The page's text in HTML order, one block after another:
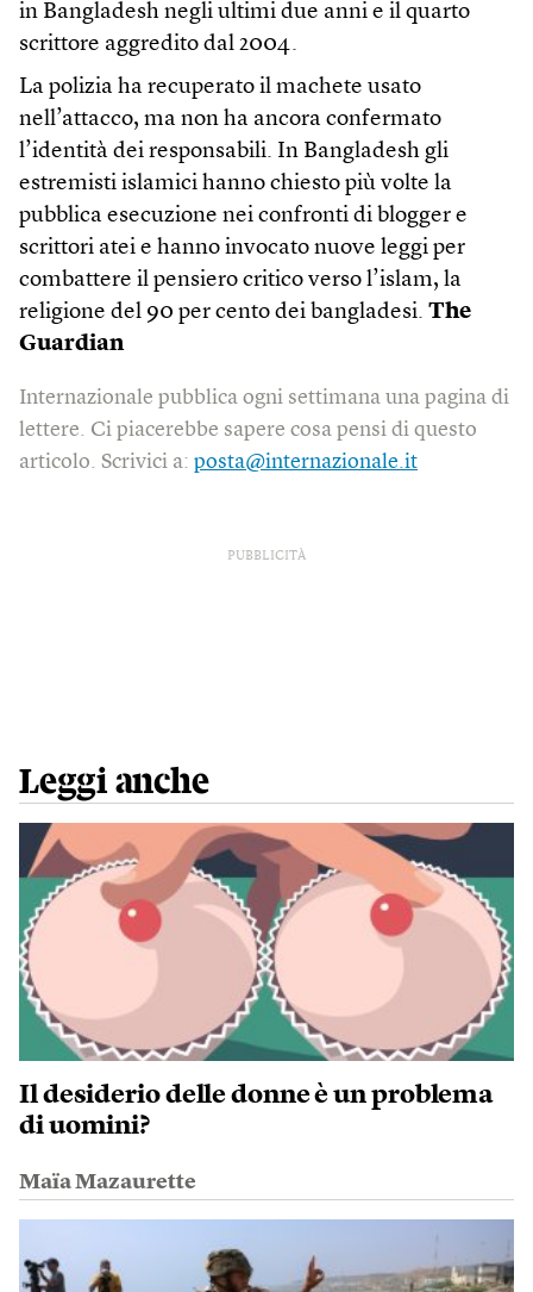
in Bangladesh negli ultimi due anni e il quarto
scrittore aggredito dal 2004.
La polizia ha recuperato il machete usato
nell’attacco, ma non ha ancora confermato
l’identità dei responsabili. In Bangladesh gli
estremisti islamici hanno chiesto più volte la
pubblica esecuzione nei confronti di blogger e
scrittori atei e hanno invocato nuove leggi per
combattere il pensiero critico verso l’islam, la
religione del 90 per cento dei bangladesi. The
Guardian
Internazionale pubblica ogni settimana una pagina di
lettere. Ci piacerebbe sapere cosa pensi di questo
articolo. Scrivici a: posta@internazionale.it
PUBBLICITÀ
Leggi anche
Il desiderio delle donne è un problema
di uomini?
Maïa Mazaurette